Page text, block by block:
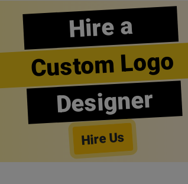
Hire a
Custom Logo
Designer
Hire Us